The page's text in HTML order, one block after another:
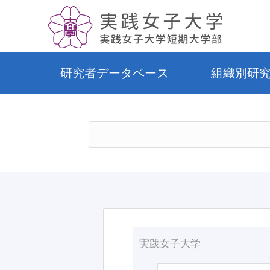
研究者データベース 組織別研
実践女子大学